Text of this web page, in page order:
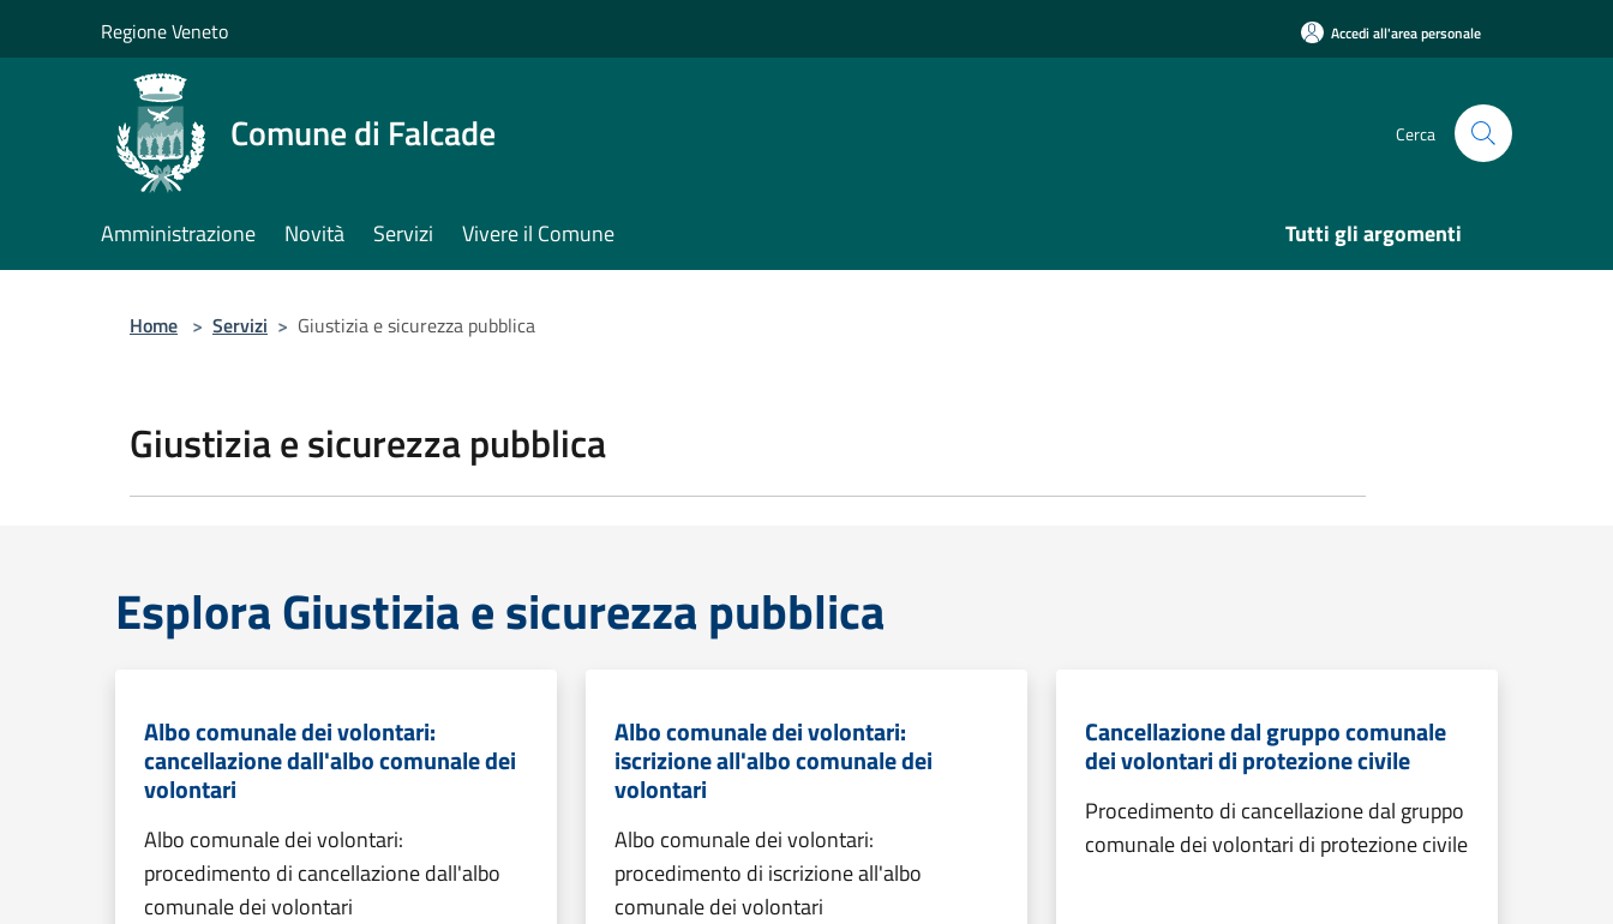
Regione Veneto Accedi all'area personale
Comune di Falcade Cerca
Amministrazione Novità Servizi Vivere il Comune Tutti gli argomenti
Home > Servizi > Giustizia e sicurezza pubblica
Giustizia e sicurezza pubblica
Esplora Giustizia e sicurezza pubblica
Albo comunale dei volontari:
cancellazione dall'albo comunale dei
volontari
Albo comunale dei volontari:
procedimento di cancellazione dall'albo
comunale dei volontari
Albo comunale dei volontari:
iscrizione all'albo comunale dei
volontari
Albo comunale dei volontari:
procedimento di iscrizione all'albo
comunale dei volontari
Cancellazione dal gruppo comunale
dei volontari di protezione civile
Procedimento di cancellazione dal gruppo
comunale dei volontari di protezione civile